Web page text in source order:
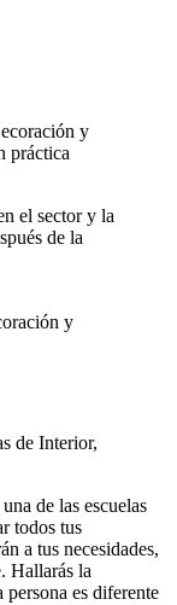
y
práctica
el sector y la
de la
y
de Interior,
de las escuelas
todos tus
a tus necesidades,
Hallarás la
es diferente